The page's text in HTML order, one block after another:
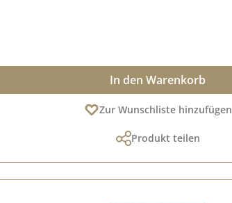
In den Warenkorb
Zur Wunschliste hinzufügen
Produkt teilen